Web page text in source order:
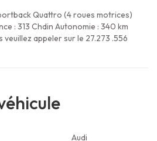
Quattro (4 roues motrices)
: 313 Chdin Autonomie : 340 km
appeler sur le 27.273 .556
Audi